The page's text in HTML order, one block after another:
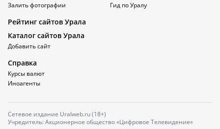
Залить фотографии
Гид по Уралу
Рейтинг сайтов Урала
Каталог сайтов Урала
Добавить сайт
Справка
Курсы валют
Иноагенты
Сетевое издание Uralweb.ru (18+)
Учредитель: Акционерное общество «Цифровое Телевидение»